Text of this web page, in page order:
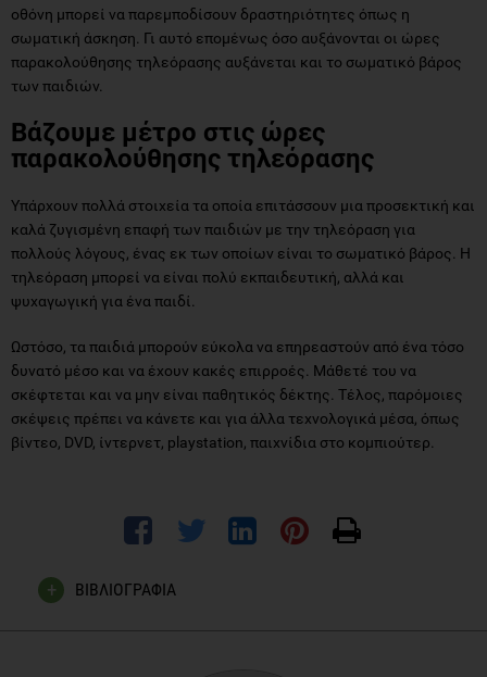
οθόνη μπορεί να παρεμποδίσουν δραστηριότητες όπως η
σωματική άσκηση. Γι αυτό επομένως όσο αυξάνονται οι ώρες
παρακολούθησης τηλεόρασης αυξάνεται και το σωματικό βάρος
των παιδιών.
Βάζουμε μέτρο στις ώρες
παρακολούθησης τηλεόρασης
Υπάρχουν πολλά στοιχεία τα οποία επιτάσσουν μια προσεκτική και
καλά ζυγισμένη επαφή των παιδιών με την τηλεόραση για
πολλούς λόγους, ένας εκ των οποίων είναι το σωματικό βάρος. H
τηλεόραση μπορεί να είναι πολύ εκπαιδευτική, αλλά και
ψυχαγωγική για ένα παιδί.
Ωστόσο, τα παιδιά μπορούν εύκολα να επηρεαστούν από ένα τόσο
δυνατό μέσο και να έχουν κακές επιρροές. Μάθετέ του να
σκέφτεται και να μην είναι παθητικός δέκτης. Τέλος, παρόμοιες
σκέψεις πρέπει να κάνετε και για άλλα τεχνολογικά μέσα, όπως
βίντεο, DVD, ίντερνετ, playstation, παιχνίδια στο κομπιούτερ.
ΒΙΒΛΙΟΓΡΑΦΙΑ